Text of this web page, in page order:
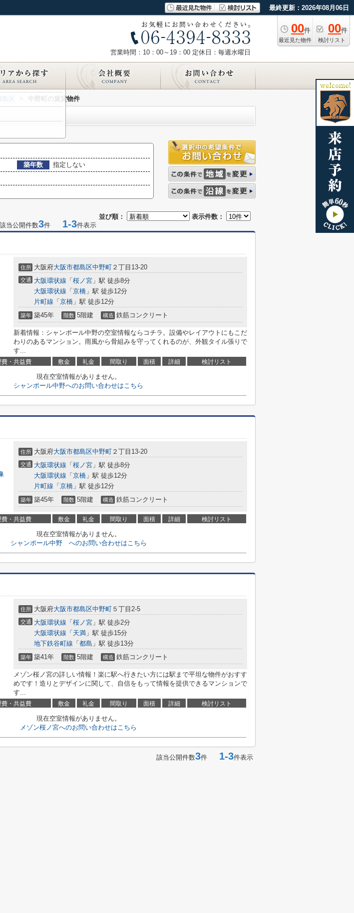
最終更新：2026年08月06日
00件
最近見た物件
00件
検討リスト
営業時間：10：00～19：00 定休日：毎週水曜日
区 中野町の賃貸物件
築年数
指定しない
並び順： 表示件数：
該当公開件数3件 1-3件表示
住所 大阪府大阪市都島区中野町 ２丁目13-20
交通 大阪環状線 「 桜ノ宮 」駅 徒歩8分
大阪環状線 「 京橋 」駅 徒歩12分
片町線 「 京橋 」駅 徒歩12分
築年 築45年 階数 5階建 構造 鉄筋コンクリート
新着情報：シャンポール中野の空室情報ならコチラ。設備やレイアウトにもこだ
わりのあるマンション。雨風から骨組みを守ってくれるのが、外観タイル張りで
す...
費・共益費 敷金 礼金 間取り 面積 詳細 検討リスト
現在空室情報がありません。
シャンポール中野へのお問い合わせはこちら
住所 大阪府大阪市都島区中野町 ２丁目13-20
交通 大阪環状線 「 桜ノ宮 」駅 徒歩8分
大阪環状線 「 京橋 」駅 徒歩12分
片町線 「 京橋 」駅 徒歩12分
築年 築45年 階数 5階建 構造 鉄筋コンクリート
費・共益費 敷金 礼金 間取り 面積 詳細 検討リスト
現在空室情報がありません。
シャンポール中野 へのお問い合わせはこちら
住所 大阪府大阪市都島区中野町 ５丁目2-5
交通 大阪環状線 「 桜ノ宮 」駅 徒歩2分
大阪環状線 「 天満 」駅 徒歩15分
地下鉄谷町線 「 都島 」駅 徒歩13分
築年 築41年 階数 5階建 構造 鉄筋コンクリート
メゾン桜ノ宮の詳しい情報！楽に駅へ行きたい方には駅まで平坦な物件がおすす
めです！造りとデザインに関して、自信をもって情報を提供できるマンションで
す...
費・共益費 敷金 礼金 間取り 面積 詳細 検討リスト
現在空室情報がありません。
メゾン桜ノ宮へのお問い合わせはこちら
該当公開件数3件 1-3件表示